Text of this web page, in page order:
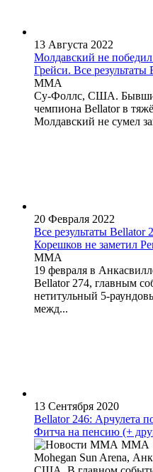
13 Августа 2022
Молдавский не
Грейси. Все результаты
MMA
Су-Фоллс, США.
чемпиона Bellator в
Молдавский не сумел
20 Февраля 2022
Все результаты
Корешков не заметил
MMA
19 февраля в
Bellator 274, главным
нетитульный 5-
межд...
13 Сентября 2020
Bellator 246: Арчулета
Фитча на пенсию (+
MMA
Mohegan Sun Arena,